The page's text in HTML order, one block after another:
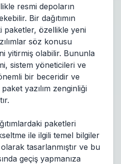
resmi depoların
Bir dağıtımın
paketler, özellikle yeni
söz konusu
yitirmiş olabilir. Bununla
sistem yöneticileri ve
bir beceridir ve
yazılım zenginliği
paketleri
ile ilgili temel bilgiler
tasarlanmıştır ve bu
geçiş yapmanıza